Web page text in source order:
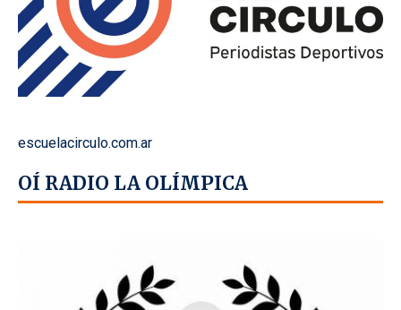
escuelacirculo.com.ar
OÍ RADIO LA OLÍMPICA